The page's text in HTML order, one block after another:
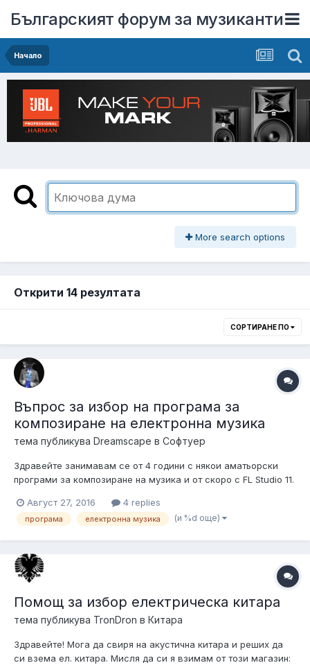
Българският форум за музиканти
Начало
More search options
Открити 14 резултата
СОРТИРАНЕ ПО
Въпрос за избор на програма за
композиране на електронна музика
тема публикува Dreamscape в Софтуер
Здравейте занимавам се от 4 години с някои аматьорски
програми за композиране на музика и от скоро с FL Studio 11.
тези програми има най-реалистичен звук и с коя мога да
постигна професионално ниво на траковете си като звучене.
Август 27, 2016 4 replies
програма електронна музика (и %d още)
Помощ за избор електрическа китара
тема публикува TronDron в Китара
Здравейте! Мога да свиря на акустична китара и реших да
си взема ел. китара. Мисля да си я взимам от този магазин: